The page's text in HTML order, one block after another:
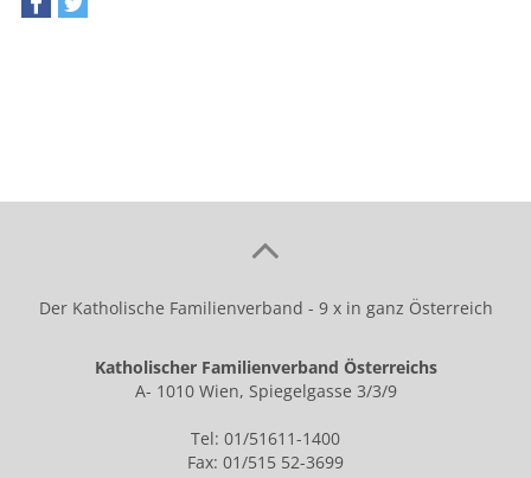
Der Katholische Familienverband - 9 x in ganz Österreich
Katholischer Familienverband Österreichs
A- 1010 Wien, Spiegelgasse 3/3/9
Tel: 01/51611-1400
Fax: 01/515 52-3699